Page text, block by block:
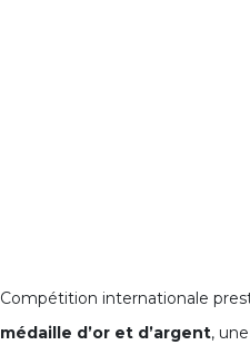
Compétition internationale
médaille d’or et d’argent,